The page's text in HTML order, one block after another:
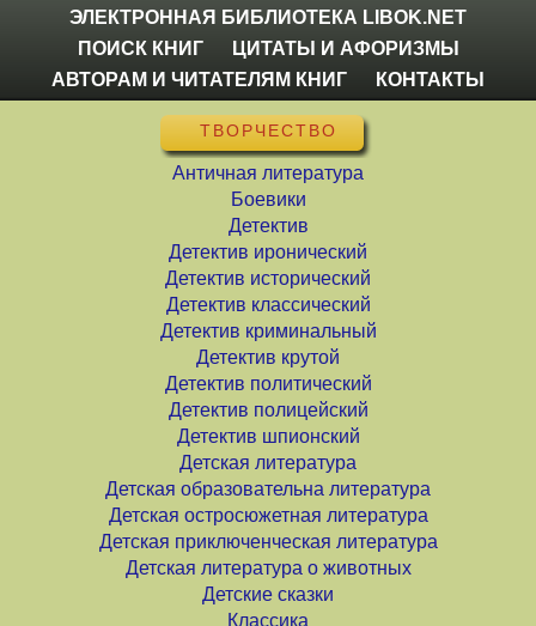
ЭЛЕКТРОННАЯ БИБЛИОТЕКА LIBOK.NET
ПОИСК КНИГ
ЦИТАТЫ И АФОРИЗМЫ
АВТОРАМ И ЧИТАТЕЛЯМ КНИГ
КОНТАКТЫ
ТВОРЧЕСТВО
Античная литература
Боевики
Детектив
Детектив иронический
Детектив исторический
Детектив классический
Детектив криминальный
Детектив крутой
Детектив политический
Детектив полицейский
Детектив шпионский
Детская литература
Детская образовательна литература
Детская остросюжетная литература
Детская приключенческая литература
Детская литература о животных
Детские сказки
Классика